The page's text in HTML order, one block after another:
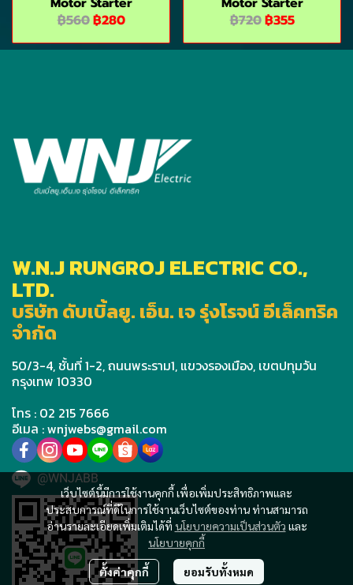
฿560฿280
฿720฿355
เว็บไซต์นี้มีการใช้งานคุกกี้ เพื่อเพิ่มประสิทธิภาพและ
ประสบการณ์ที่ดีในการใช้งานเว็บไซต์ของท่าน ท่านสามารถ
อ่านรายละเอียดเพิ่มเติมได้ที่ นโยบายความเป็นส่วนตัว และ
นโยบายคุกกี้
ตั้งค่าคุกกี้ ยอมรับทั้งหมด
W.N.J RUNGROJ ELECTRIC CO.,
LTD.
บริษัท ดับเบิ้ลยู. เอ็น. เจ รุ่งโรจน์ อีเล็คทริค
จำกัด
50/3-4, ชั้นที่ 1-2, ถนนพระราม1, แขวงรองเมือง, เขตปทุมวัน
กรุงเทพ 10330
โทร : 02 215 7666
อีเมล : wnjwebs@gmail.com
@WNJABB